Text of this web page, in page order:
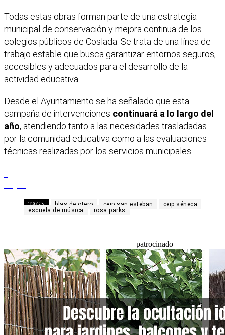
Todas estas obras forman parte de una estrategia
municipal de conservación y mejora continua de los
colegios públicos de Coslada. Se trata de una línea de
trabajo estable que busca garantizar entornos seguros,
accesibles y adecuados para el desarrollo de la
actividad educativa.
Desde el Ayuntamiento se ha señalado que esta
campaña de intervenciones continuará a lo largo del
año, atendiendo tanto a las necesidades trasladadas
por la comunidad educativa como a las evaluaciones
técnicas realizadas por los servicios municipales.
TAGS blas de otero ceip san esteban
ceip séneca
escuela de música
rosa parks
patrocinado